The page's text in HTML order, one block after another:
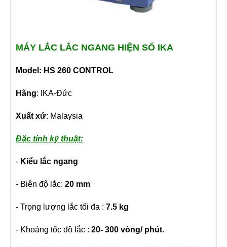
MÁY LẮC LẮC NGANG HIỆN SỐ IKA
Model: HS 260 CONTROL
Hãng: IKA-Đức
Xuất xứ: Malaysia
Đặc tính kỹ thuật:
- Kiểu lắc ngang
- Biên độ lắc: 20 mm
- Trọng lượng lắc tối đa : 7.5 kg
- Khoảng tốc độ lắc : 20- 300 vòng/ phút.